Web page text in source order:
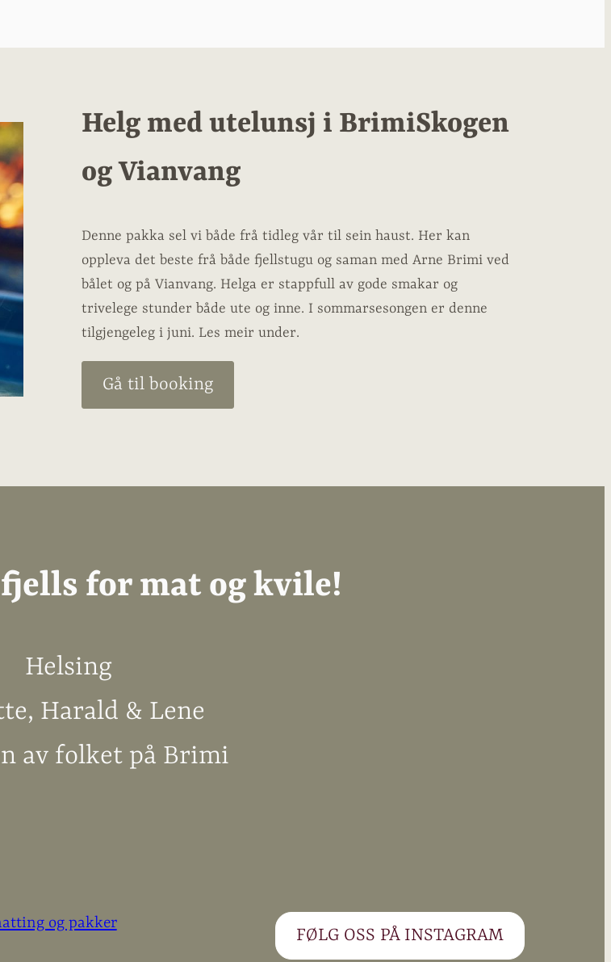
Helg med utelunsj i BrimiSkogen
og Vianvang
Denne pakka sel vi både frå tidleg vår til sein haust. Her kan
oppleva det beste frå både fjellstugu og saman med Arne Brimi ved
bålet og på Vianvang. Helga er stappfull av gode smakar og
trivelege stunder både ute og inne. I sommarsesongen er denne
tilgjengeleg i juni. Les meir under.
Gå til booking
for mat og kvile!
Helsing
Harald & Lene
av folket på Brimi
og pakker
FØLG OSS PÅ INSTAGRAM